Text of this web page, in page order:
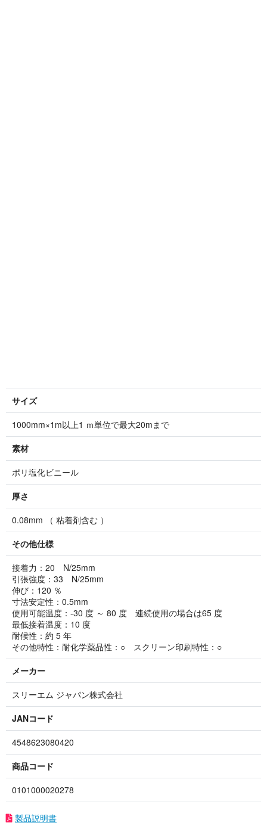
サイズ
1000mm×1m以上1 ｍ単位で最大20mまで
素材
ポリ塩化ビニール
厚さ
0.08mm （ 粘着剤含む ）
その他仕様
接着力：20 N/25mm
引張強度：33 N/25mm
伸び：120 ％
寸法安定性：0.5mm
使用可能温度：-30 度 ～ 80 度 連続使用の場合は65 度
最低接着温度：10 度
耐候性：約 5 年
その他特性：耐化学薬品性：○ スクリーン印刷特性：○
メーカー
スリーエム ジャパン株式会社
JANコード
4548623080420
商品コード
0101000020278
製品説明書